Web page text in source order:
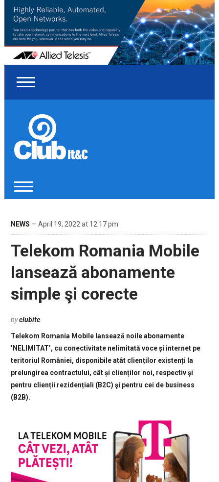
NEWS — April 19, 2022 at 12:17 pm
Telekom Romania Mobile
lansează abonamente
simple şi corecte
byclubitc
Telekom Romania Mobile lansează noile abonamente
’NELIMITAT’, cu conectivitate nelimitată voce și internet pe
teritoriul României, disponibile atât clienților existenți la
prelungirea contractului, cât și clienților noi, respectiv şi
pentru clienții rezidențiali (B2C) şi pentru cei de business
(B2B).